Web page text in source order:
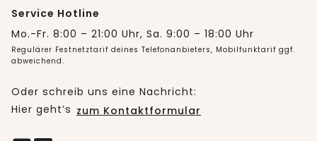
Service Hotline
Mo.-Fr. 8:00 – 21:00 Uhr, Sa. 9:00 – 18:00 Uhr
Regulärer Festnetztarif deines Telefonanbieters, Mobilfunktarif ggf.
abweichend.
Oder schreib uns eine Nachricht:
Hier geht’s zum Kontaktformular